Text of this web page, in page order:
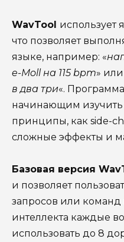
WavTool использует
что позволяет
языке, например: «
e-Moll на 115 bpm» или
в два три«.
начинающим
принципы, как side-
сложные эффекты и
Базовая версия
и позволяет
запросов или команд
интеллекта каждые
использовать до 8